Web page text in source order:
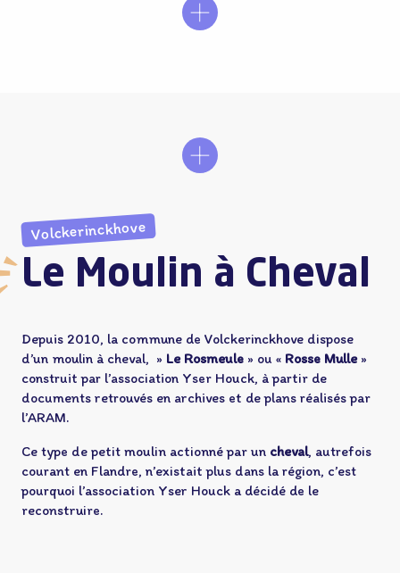
Volckerinckhove
Le Moulin à Cheval
Depuis 2010, la commune de Volckerinckhove dispose
d’un moulin à cheval, » Le Rosmeule » ou « Rosse Mulle»
construit par l’association Yser Houck, à partir de
documents retrouvés en archives et de plans réalisés par
l’ARAM.
Ce type de petit moulin actionné par un cheval, autrefois
courant en Flandre, n’existait plus dans la région, c’est
pourquoi l’association Yser Houck a décidé de le
reconstruire.